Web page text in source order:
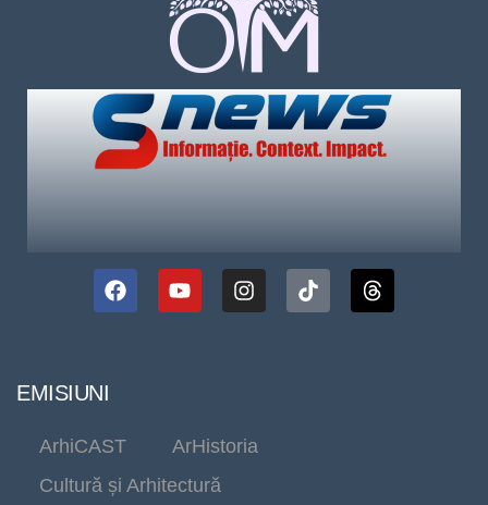
EMISIUNI
ArhiCAST
ArHistoria
Cultură și Arhitectură